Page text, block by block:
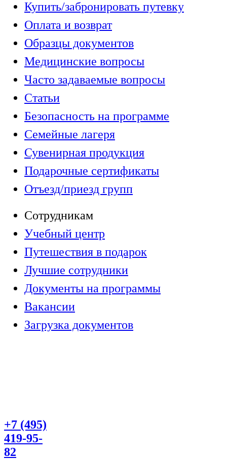
Купить/забронировать путевку
Оплата и возврат
Образцы документов
Медицинские вопросы
Часто задаваемые вопросы
Статьи
Безопасность на программе
Семейные лагеря
Сувенирная продукция
Подарочные сертификаты
Отъезд/приезд групп
Сотрудникам
Учебный центр
Путешествия в подарок
Лучшие сотрудники
Документы на программы
Вакансии
Загрузка документов
+7 (495)
419-95-
82